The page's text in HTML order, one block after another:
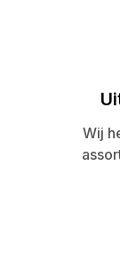
Wij